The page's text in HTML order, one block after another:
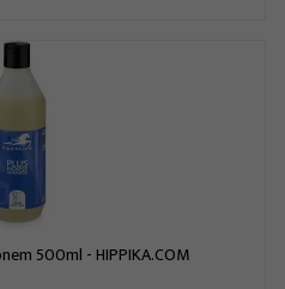
500ml - HIPPIKA.COM